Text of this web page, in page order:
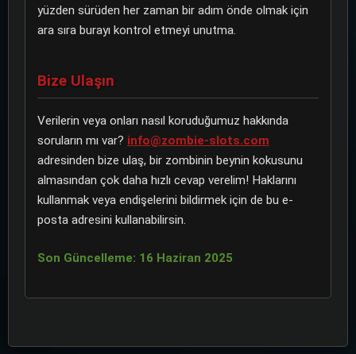
yüzden sürüden her zaman bir adım önde olmak için
ara sıra burayı kontrol etmeyi unutma.
Bize Ulaşın
Verilerin veya onları nasıl koruduğumuz hakkında
soruların mı var? info@zombie-slots.com
adresinden bize ulaş, bir zombinin beynin kokusunu
almasından çok daha hızlı cevap verelim! Haklarını
kullanmak veya endişelerini bildirmek için de bu e-
posta adresini kullanabilirsin.
Son Güncelleme: 16 Haziran 2025